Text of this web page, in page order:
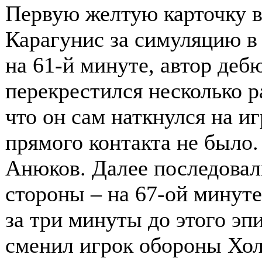
Первую желтую карточку
Карагунис за симуляцию
на 61-й минуте, автор
перекрестился несколько
что он сам наткнулся на
прямого контакта не
Анюков. Далее
стороны – на 67-ой
за три минуты до этого
сменил игрок обороны